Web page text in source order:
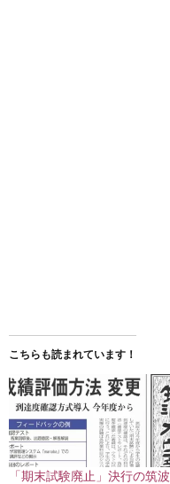
こちらも読まれています！
「期末試験廃止」決行の筑波